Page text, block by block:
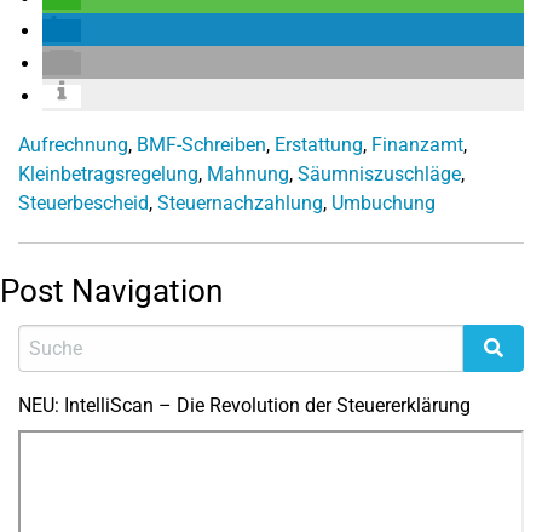
Aufrechnung, BMF-Schreiben, Erstattung, Finanzamt,
Kleinbetragsregelung, Mahnung, Säumniszuschläge,
Steuerbescheid, Steuernachzahlung, Umbuchung
Post Navigation
NEU: IntelliScan – Die Revolution der Steuererklärung